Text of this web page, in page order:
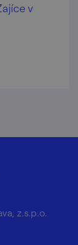
v
z.s.p.o.